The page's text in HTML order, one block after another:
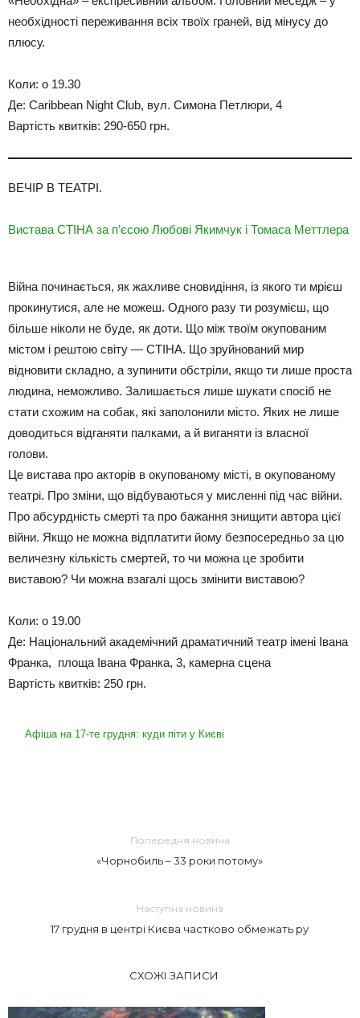
необхідності переживання всіх твоїх граней, від мінусу до
плюсу.
Коли: о 19.30
Де: Caribbean Night Club, вул. Симона Петлюри, 4
Вартість квитків: 290-650 грн.
ВЕЧІР В ТЕАТРІ.
Вистава СТІНА за п’єсою Любові Якимчук і Томаса Меттлера
Війна починається, як жахливе сновидіння, із якого ти мрієш
прокинутися, але не можеш. Одного разу ти розумієш, що
більше ніколи не буде, як доти. Що між твоїм окупованим
містом і рештою світу — СТІНА. Що зруйнований мир
відновити складно, а зупинити обстріли, якщо ти лише проста
людина, неможливо. Залишається лише шукати спосіб не
стати схожим на собак, які заполонили місто. Яких не лише
доводиться відганяти палками, а й виганяти із власної
голови.
Це вистава про акторів в окупованому місті, в окупованому
театрі. Про зміни, що відбуваються у мисленні під час війни.
Про абсурдність смерті та про бажання знищити автора цієї
війни. Якщо не можна відплатити йому безпосередньо за цю
величезну кількість смертей, то чи можна це зробити
виставою? Чи можна взагалі щось змінити виставою?
Коли: о 19.00
Де: Національний академічний драматичний театр імені Івана
Франка, площа Івана Франка, 3, камерна сцена
Вартість квитків: 250 грн.
Афіша на 17-те грудня: куди піти у Києві
Попередня новина
«Чорнобиль – 33 роки потому»
Наступна новина
17 грудня в центрі Києва частково обмежать ру
СХОЖІ ЗАПИСИ